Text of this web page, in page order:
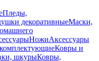
Пледы,
декоративныеМаски,
НожиАксессуары
Ковры и
шкурыКовры,